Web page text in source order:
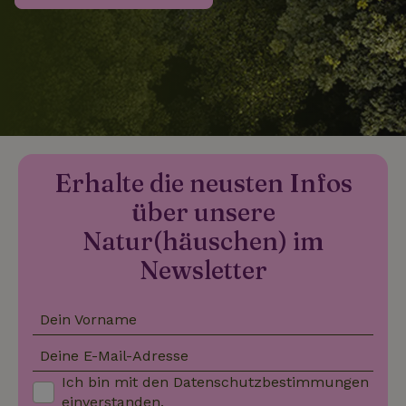
Erhalte die neusten Infos
über unsere
Natur(häuschen) im
Newsletter
Dein Vorname
Deine E-Mail-Adresse
Ich bin mit den Datenschutzbestimmungen
einverstanden.
_nhftconstraint_search-
www.naturhaeuschen.de
_nhftconstraint_search-
lowest-price
www.naturhaeuschen.de
_nhftconstraint_translations www.naturhaeuschen.de
_nhftconstraint_search-
geo-json